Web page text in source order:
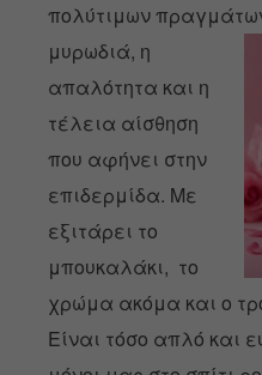
πολύτιμων
μυρωδιά, η
απαλότητα και η
τέλεια αίσθηση
που αφήνει στην
επιδερμίδα. Με
εξιτάρει το
μπουκαλάκι, το
χρώμα ακόμα και ο
Είναι τόσο απλό και